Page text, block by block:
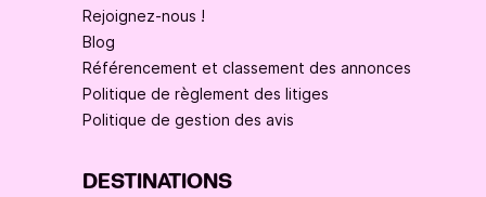
Rejoignez-nous !
Blog
Référencement et classement des annonces
Politique de règlement des litiges
Politique de gestion des avis
DESTINATIONS